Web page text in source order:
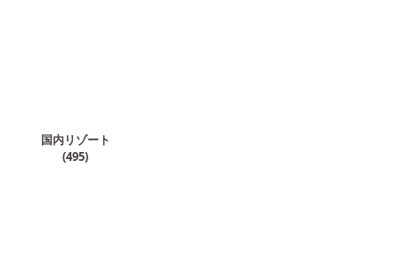
国内リゾート
(495)